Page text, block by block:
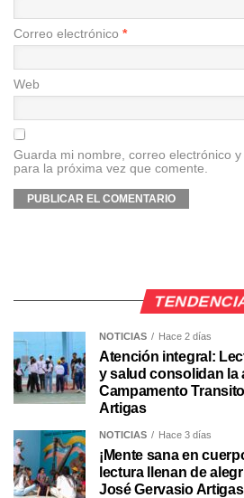
Correo electrónico *
Web
Guarda mi nombre, correo electrónico
para la próxima vez que comente.
NOTICIAS Hace 2 días
Atención integral:
y salud consolidan la
Campamento
Artigas
NOTICIAS Hace 3 días
¡Mente sana en
lectura llenan de
José Gervasio Artigas